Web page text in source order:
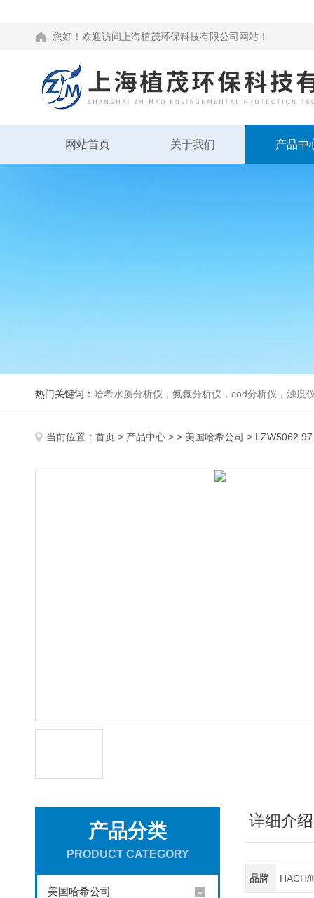
您好！欢迎访问上海植茂环保科技有限公司网站！
网站首页 关于我们 产品中
热门关键词： 哈希水质分析仪，氨氮分析仪，cod分析仪，浊度
当前位置： 首页 > 产品中心 > > 美国哈希公司 >
产品分类
PRODUCT CATEGORY
美国哈希公司
详细介绍
品牌 HACH/